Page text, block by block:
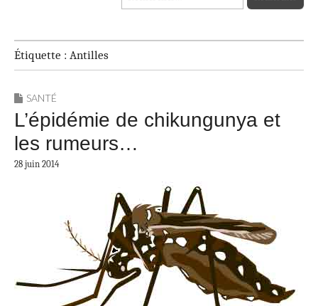
Étiquette : Antilles
SANTÉ
L’épidémie de chikungunya et
les rumeurs…
28 juin 2014